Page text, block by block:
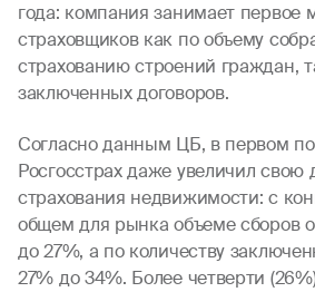
года: компания занимает первое
страховщиков как по объему
страхованию строений граждан,
заключенных договоров.
Согласно данным ЦБ, в первом
Росгосстрах даже увеличил свою
страхования недвижимости: с
общем для рынка объеме сборов
до 27%, а по количеству
27% до 34%. Более четверти